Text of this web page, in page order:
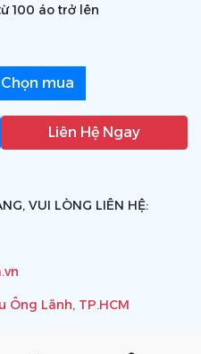
100 áo trở lên
Chọn mua
Liên Hệ Ngay
VUI LÒNG LIÊN HỆ:
Ông Lãnh, TP.HCM